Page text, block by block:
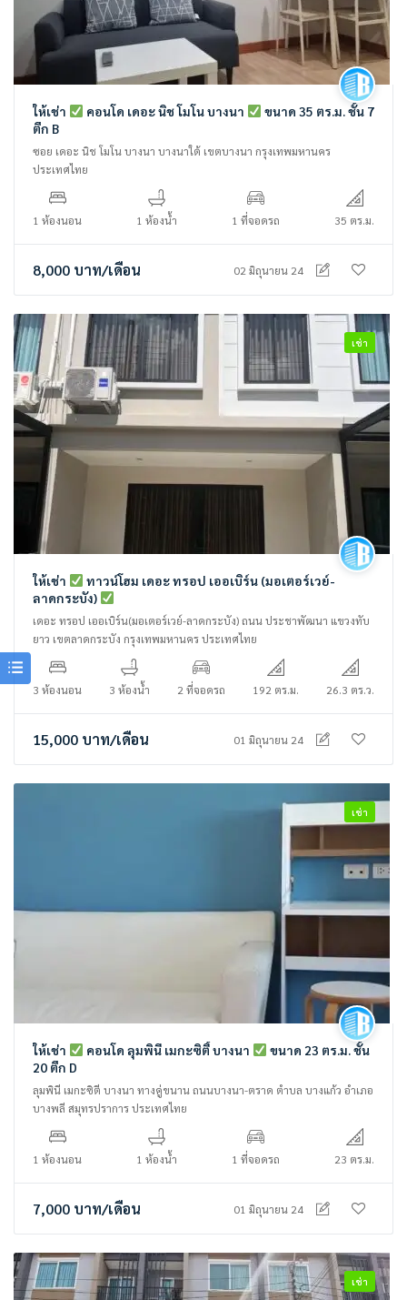
ให้เช่า คอนโด เดอะ นิช โมโน บางนา
ขนาด 35 ตร.ม. ชั้น 7
ตึก B
ซอย เดอะ นิช โมโน บางนา บางนาใต้ เขตบางนา กรุงเทพมหานคร
ประเทศไทย
1 ห้องนอน 1 ห้องน้ำ 1 ที่จอดรถ 35 ตร.ม.
8,000 บาท/เดือน 02 มิถุนายน 24
เช่า
ให้เช่า
ทาวน์โฮม เดอะ ทรอป เออเบิร์น (มอเตอร์เวย์-
ลาดกระบัง)
เดอะ ทรอป เออเบิร์น(มอเตอร์เวย์-ลาดกระบัง) ถนน ประชาพัฒนา แขวงทับ
ยาว เขตลาดกระบัง กรุงเทพมหานคร ประเทศไทย
3 ห้องนอน 3 ห้องน้ำ 2 ที่จอดรถ 192 ตร.ม. 26.3 ตร.ว.
15,000 บาท/เดือน 01 มิถุนายน 24
เช่า
ให้เช่า คอนโด ลุมพินี เมกะซิตี้ บางนา
ขนาด 23 ตร.ม. ชั้น
20 ตึก D
ลุมพินี เมกะซิตี บางนา ทางคู่ขนาน ถนนบางนา-ตราด ตำบล บางแก้ว อำเภอ
บางพลี สมุทรปราการ ประเทศไทย
1 ห้องนอน 1 ห้องน้ำ 1 ที่จอดรถ 23 ตร.ม.
7,000 บาท/เดือน 01 มิถุนายน 24
เช่า